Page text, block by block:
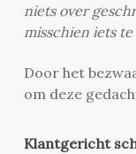
niets over
misschien iets
Door het
om deze
Klantgericht